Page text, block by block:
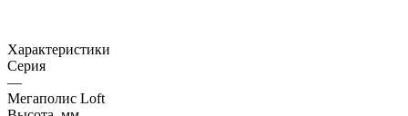
Характеристики
Серия
—
Мегаполис Loft